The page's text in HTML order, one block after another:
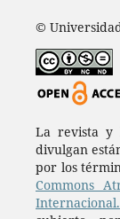
©
La revista y
divulgan
por los
Commons
Internacional.